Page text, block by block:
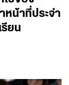
หน้าที่ประจำ
ยน